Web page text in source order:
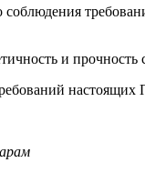
и
на­стоящих